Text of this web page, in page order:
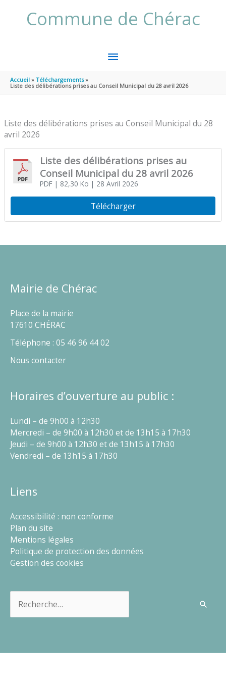
Commune de Chérac
MENU
PRINCIPAL
Accueil
Téléchargements
Liste des délibérations prises au Conseil Municipal du 28 avril 2026
Liste des délibérations prises au Conseil Municipal du 28
avril 2026
Liste des délibérations prises au
Conseil Municipal du 28 avril 2026
PDF| 82,30 Ko | 28 Avril 2026
Télécharger
Mairie de Chérac
Place de la mairie
17610 CHÉRAC
Téléphone : 05 46 96 44 02
Nous contacter
Horaires d’ouverture au public :
Lundi – de 9h00 à 12h30
Mercredi – de 9h00 à 12h30 et de 13h15 à 17h30
Jeudi – de 9h00 à 12h30 et de 13h15 à 17h30
Vendredi – de 13h15 à 17h30
Liens
Accessibilité : non conforme
Plan du site
Mentions légales
Politique de protection des données
Gestion des cookies